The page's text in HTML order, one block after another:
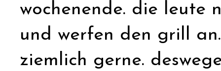
wochenende. die leute
und werfen den grill
ziemlich gerne.